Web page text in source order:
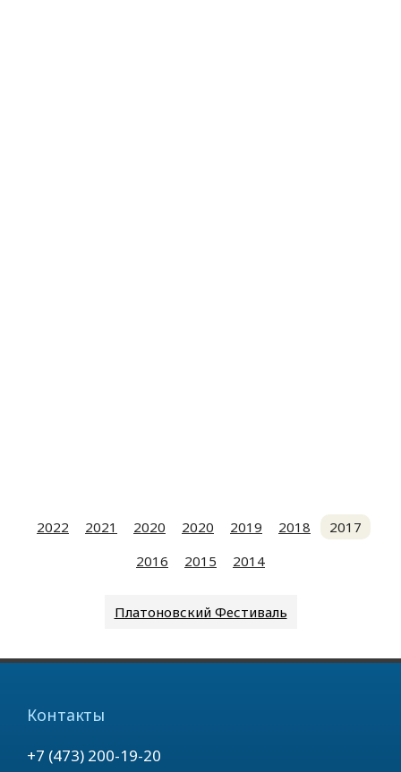
2022 2021 2020 2020 2019 2018
2017
2016
2015 2014
Платоновский Фестиваль
Контакты
+7 (473) 200-19-20